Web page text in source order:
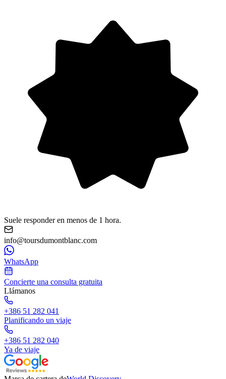
Suele responder en menos de 1 hora.
info@toursdumontblanc.com
WhatsApp
Concierte una consulta gratuita
Llámanos
+386 51 282 041
Planificando un viaje
+386 51 282 040
Ya de viaje